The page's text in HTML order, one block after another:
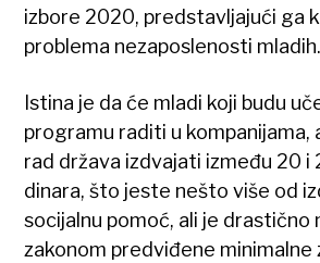
izbore 2020, predstavljajući ga
problema nezaposlenosti mladih.
Istina je da će mladi koji budu
programu raditi u kompanijama,
rad država izdvajati između 20 i
dinara, što jeste nešto više od
socijalnu pomoć, ali je drastično
zakonom predviđene minimalne